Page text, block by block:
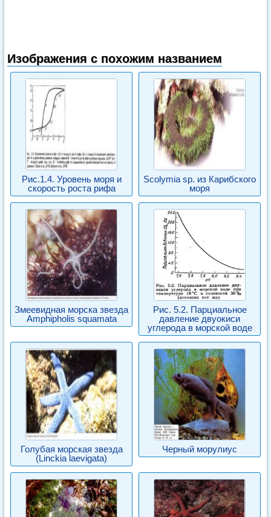
Изображения с похожим названием
Рис.1.4. Уровень моря и
скорость роста рифа
Scolymia sp. из Карибского
моря
Змеевидная морска звезда
Amphipholis squamata
Рис. 5.2. Парциальное
давление двуокиси
углерода в морской воде
Голубая морская звезда
(Linckia laevigata)
Черный морулиус